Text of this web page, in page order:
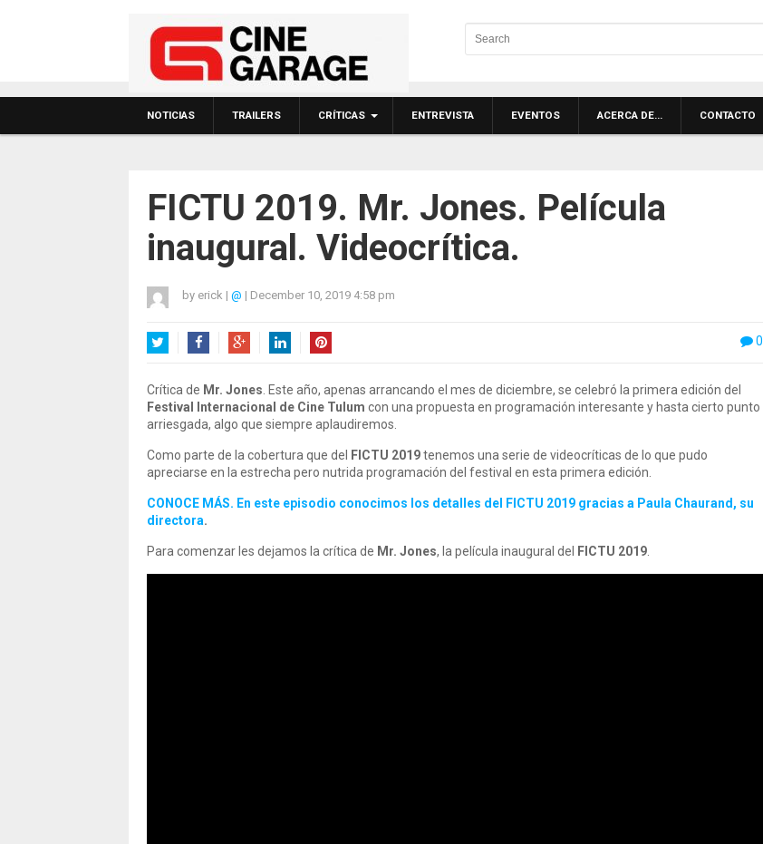
NOTICIAS TRAILERS CRÍTICAS ENTREVISTA EVENTOS ACERCA DE… CONTACTO
FICTU 2019. Mr. Jones. Película
inaugural. Videocrítica.
by erick | @ | December 10, 2019 4:58 pm
0
Crítica de Mr. Jones . Este año, apenas arrancando el mes de diciembre, se celebró la primera edición del
Festival Internacional de Cine Tulum con una propuesta en programación interesante y hasta cierto punto
arriesgada, algo que siempre aplaudiremos.
Como parte de la cobertura que del FICTU 2019tenemos una serie de videocríticas de lo que pudo
apreciarse en la estrecha pero nutrida programación del festival en esta primera edición.
CONOCE MÁS. En este episodio conocimos los detalles del FICTU 2019 gracias a Paula Chaurand, su
directora.
Para comenzar les dejamos la crítica de Mr. Jones, la película inaugural del FICTU 2019